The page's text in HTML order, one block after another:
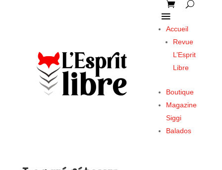
Accueil
Revue
L’Esprit
Libre
Boutique
Magazine
Siggi
Balados